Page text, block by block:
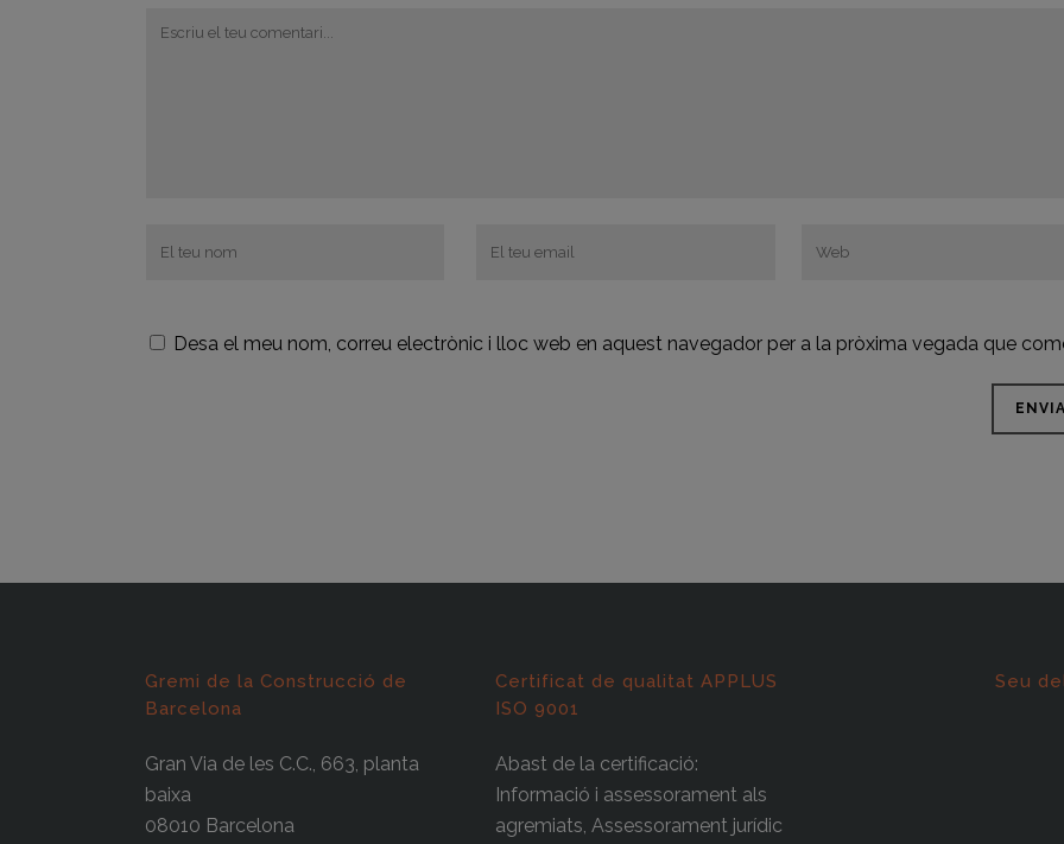
Desa el meu nom, correu electrònic i lloc web en aquest navegador per a la pròxima vegada que
Gremi de la Construcció de
Barcelona
Gran Via de les C.C., 663, planta
baixa
08010 Barcelona
Certificat de qualitat APPLUS
ISO 9001
Abast de la certificació:
Informació i assessorament als
agremiats, Assessorament jurídic
Seu